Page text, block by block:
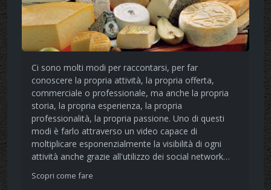
Ci sono molti modi per raccontarsi, per far
conoscere la propria attività, la propria offerta,
commerciale o professionale, ma anche la propria
storia, la propria esperienza, la propria
professionalità, la propria passione. Uno di questi
modi è farlo attraverso un video capace di
moltiplicare esponenzialmente la visibilità di ogni
attività anche grazie all'utilizzo dei social network…
Scopri come fare